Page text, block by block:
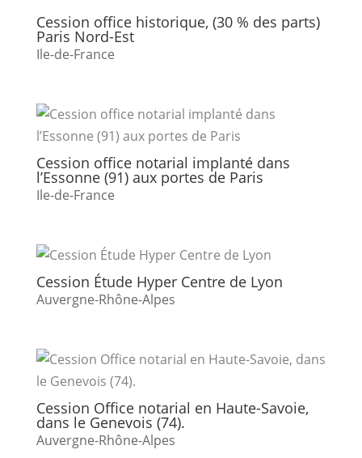
Cession office historique, (30 % des parts)
Paris Nord-Est
Ile-de-France
Cession office notarial implanté dans
l’Essonne (91) aux portes de Paris
Ile-de-France
Cession Étude Hyper Centre de Lyon
Auvergne-Rhône-Alpes
Cession Office notarial en Haute-Savoie,
dans le Genevois (74).
Auvergne-Rhône-Alpes